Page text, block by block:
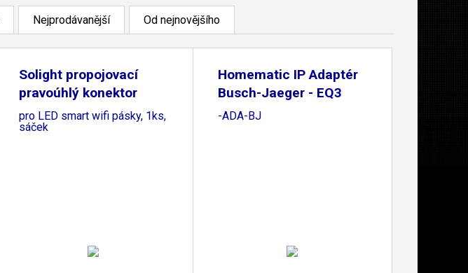
Nejprodávanější Od nejnovějšího
Solight propojovací
pravoúhlý konektor
pro LED smart wifi pásky, 1ks,
sáček
Homematic IP Adaptér
Busch-Jaeger - EQ3
-ADA-BJ